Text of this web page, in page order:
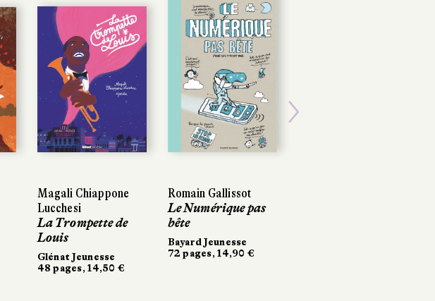
Magali Chiappone
Lucchesi
La Trompette de
Louis
Glénat Jeunesse
48 pages, 14,50 €
Romain Gallissot
Le Numérique pas
bête
Bayard Jeunesse
72 pages, 14,90 €